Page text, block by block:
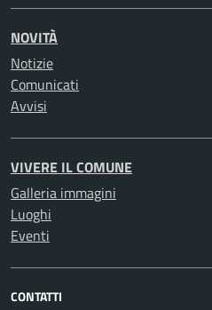
NOVITÀ
Notizie
Comunicati
Avvisi
VIVERE IL COMUNE
Galleria immagini
Luoghi
Eventi
CONTATTI